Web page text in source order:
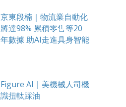
京東段楠｜物流業自動化
將達98% 累積零售等20
年數據 助AI走進具身智能
Figure AI｜美機械人司機
識扭軚踩油